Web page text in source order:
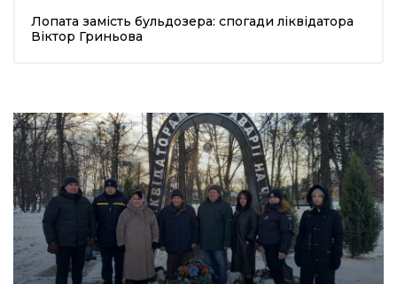
Лопата замість бульдозера: спогади ліквідатора
Віктор Гриньова